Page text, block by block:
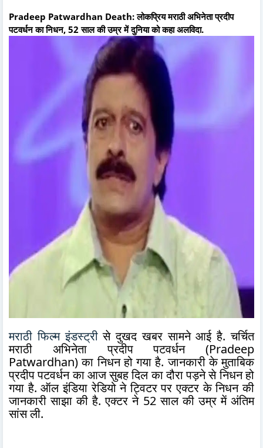
Pradeep Patwardhan Death: लोकप्रिय मराठी अभिनेता प्रदीप
पटवर्धन का निधन, 52 साल की उम्र में दुनिया को कहा अलविदा.
मराठी फिल्म इंडस्ट्रीसे दुखद खबर सामने आई है. चर्चित
मराठी अभिनेता प्रदीप पटवर्धन (Pradeep
Patwardhan) का निधन हो गया है. जानकारी के मुताबिक
प्रदीप पटवर्धन का आज सुबह दिल का दौरा पड़ने से निधन हो
गया है. ऑल इंडिया रेडियो ने ट्विटर पर एक्टर के निधन की
जानकारी साझा की है. एक्टर ने 52 साल की उम्र में अंतिम
सांस ली.